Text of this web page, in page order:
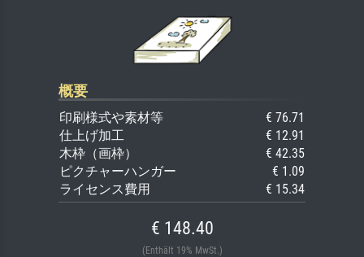
概要
印刷様式や素材等
€ 76.71
仕上げ加工
€ 12.91
木枠（画枠）
€ 42.35
ピクチャーハンガー
€ 1.09
ライセンス費用
€ 15.34
€ 148.40
(Enthält 19% MwSt.)